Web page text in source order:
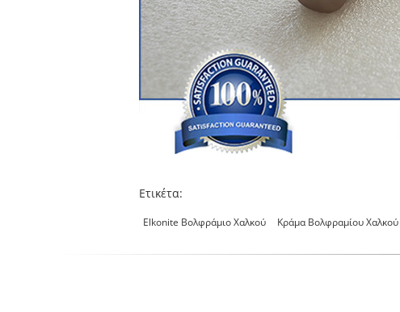
Ετικέτα:
Elkonite Βολφράμιο Χαλκού Κράμα Βολφραμίου Χαλκού